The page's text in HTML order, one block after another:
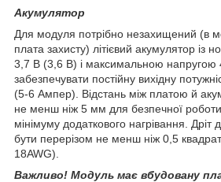
Акумулятор
Для модуля потрібно незахищений (в
плата захисту) літієвий акумулятор із
3,7 В (3,6 В) і максимальною напругою
забезпечувати постійну вихідну
(5-6 Ампер). Відстань між платою й
не менш ніж 5 мм для безпечної
мінімуму додаткового нагрівання.
бути перерізом не менш ніж 0,5
18AWG).
Важливо! Модуль має вбудовану